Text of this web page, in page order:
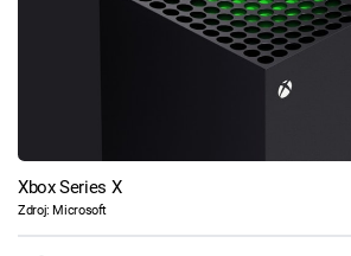
Xbox Series X
Zdroj: Microsoft